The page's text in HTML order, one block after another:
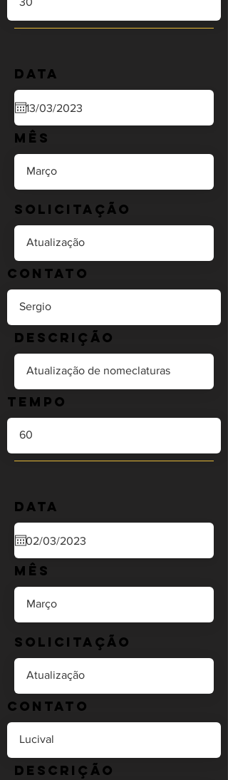
Data
Mês
Solicitação
Contato
Descrição
Tempo
Data
Mês
Solicitação
Contato
Descrição